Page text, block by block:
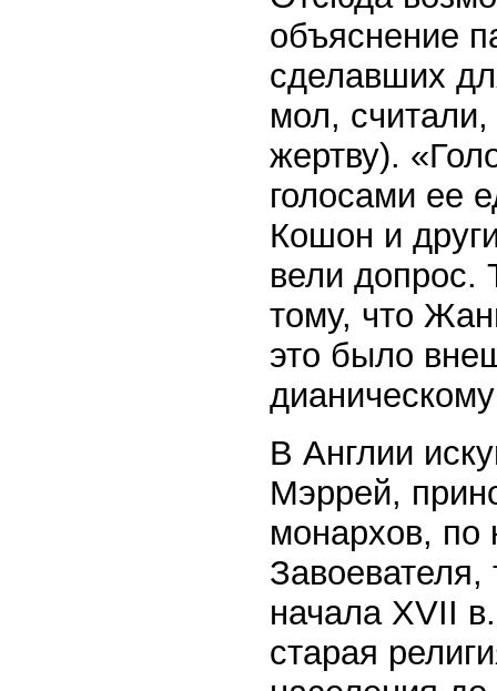
объяснение
сделавших
мол,
жертву).
голосами ее
Кошон и
вели допрос.
тому, что
это было
дианическому
В Англии
Мэррей,
монархов, по
начала XVII
старая